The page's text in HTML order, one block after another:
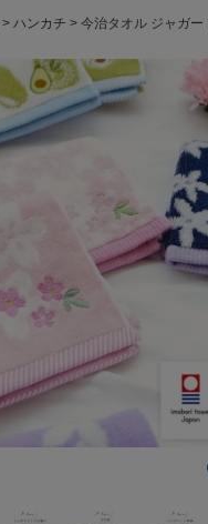
ハンカチ 今治タオル ジャガ